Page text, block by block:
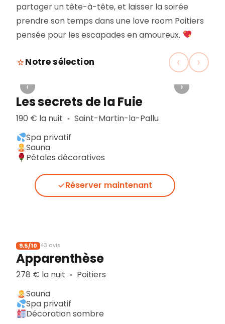
partager un tête-à-tête, et laisser la soirée
prendre son temps dans une love room Poitiers
pensée pour les escapades en amoureux.
Notre sélection ‹ ›
‹ ›
Les secrets de la Fuie
190 € la nuit ▪︎ Saint-Martin-la-Pallu
Spa privatif
Sauna
Pétales décoratives
Réserver maintenant
9,5/10 43 avis
Apparenthèse
278 € la nuit ▪︎ Poitiers
Sauna
Spa privatif
Décoration sombre